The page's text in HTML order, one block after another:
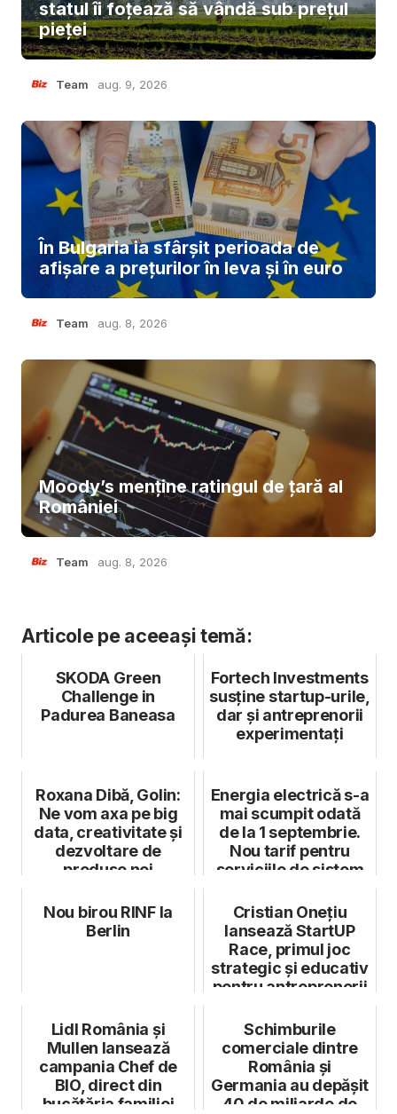
statul îi foțează să vândă sub prețul
pieței
Team aug. 9, 2026
În Bulgaria ia sfârşit perioada de
afișare a prețurilor în ​​leva și în euro
Team aug. 8, 2026
Moody’s menține ratingul de țară al
României
Team aug. 8, 2026
Articole pe aceeași temă:
SKODA Green
Challenge in
Padurea Baneasa
Fortech Investments
susține startup-urile,
dar și antreprenorii
experimentați
Roxana Dibă, Golin:
Ne vom axa pe big
data, creativitate și
dezvoltare de
produse noi
Energia electrică s-a
mai scumpit odată
de la 1 septembrie.
Nou tarif pentru
serviciile de sistem
Nou birou RINF la
Berlin
Cristian Onețiu
lansează StartUP
Race, primul joc
strategic și educativ
pentru antreprenorii
Lidl România și
Mullen lansează
campania Chef de
BIO, direct din
bucătăria familiei
Schimburile
comerciale dintre
România și
Germania au depășit
40 de miliarde de